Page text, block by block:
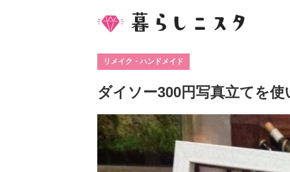
リメイク・ハンドメイド
ダイソー300円写真立てを